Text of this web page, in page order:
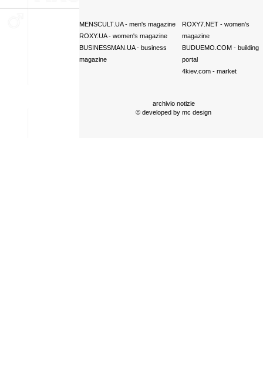
MENSCULT.UA- men's magazine
ROXY.UA- women's magazine
BUSINESSMAN.UA- business
magazine
ROXY7.NET- women's
magazine
BUDUEMO.COM- building
portal
4kiev.com- market
archivio notizie
© developed by mc design